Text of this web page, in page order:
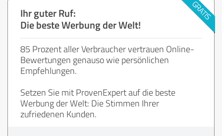
Ihr guter Ruf:
Die beste Werbung der Welt!
85 Prozent aller Verbraucher vertrauen Online-
Bewertungen genauso wie persönlichen
Empfehlungen.
Setzen Sie mit ProvenExpert auf die beste
Werbung der Welt: Die Stimmen Ihrer
zufriedenen Kunden.